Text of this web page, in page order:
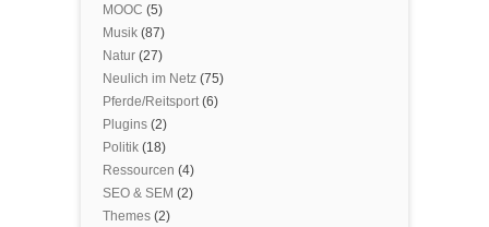
MOOC (5)
Musik (87)
Natur (27)
Neulich im Netz (75)
Pferde/Reitsport(6)
Plugins (2)
Politik (18)
Ressourcen (4)
SEO & SEM (2)
Themes (2)